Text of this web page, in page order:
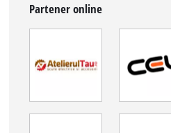
Partener online